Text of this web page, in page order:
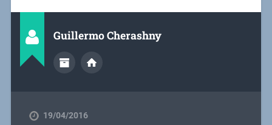
Guillermo Cherashny
19/04/2016